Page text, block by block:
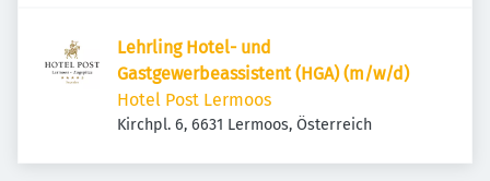
Lehrling Hotel- und
Gastgewerbeassistent (HGA) (m/w/d)
Hotel Post Lermoos
Kirchpl. 6, 6631 Lermoos, Österreich